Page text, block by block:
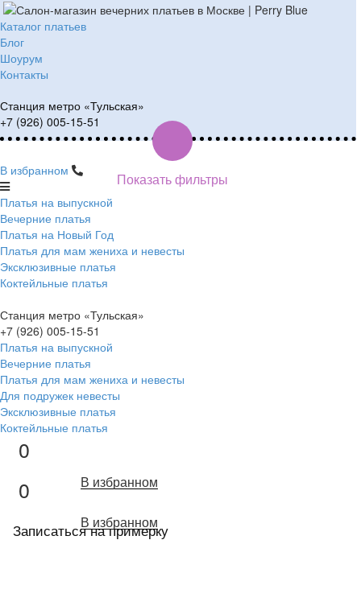
Каталог платьев
Блог
Шоурум
Контакты
Станция метро «Тульская»
+7 (926) 005-15-51
В избранном
Платья на выпускной
Вечерние платья
Платья на Новый Год
Платья для мам жениха и невесты
Эксклюзивные платья
Коктейльные платья
Станция метро «Тульская»
+7 (926) 005-15-51
Платья на выпускной
Вечерние платья
Платья для мам жениха и невесты
Для подружек невесты
Эксклюзивные платья
Коктейльные платья
0
В избранном
0
В избранном
Записаться на примерку
Показать фильтры